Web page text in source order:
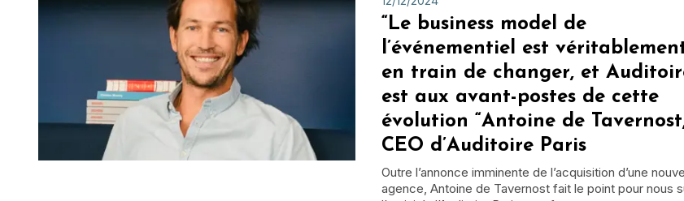
“Le business model de
l’événementiel est
en train de changer, et
est aux avant-postes de cette
évolution “Antoine de
CEO d’Auditoire Paris
Outre l’annonce imminente de l’acquisition d’une
agence, Antoine de Tavernost fait le point pour nous